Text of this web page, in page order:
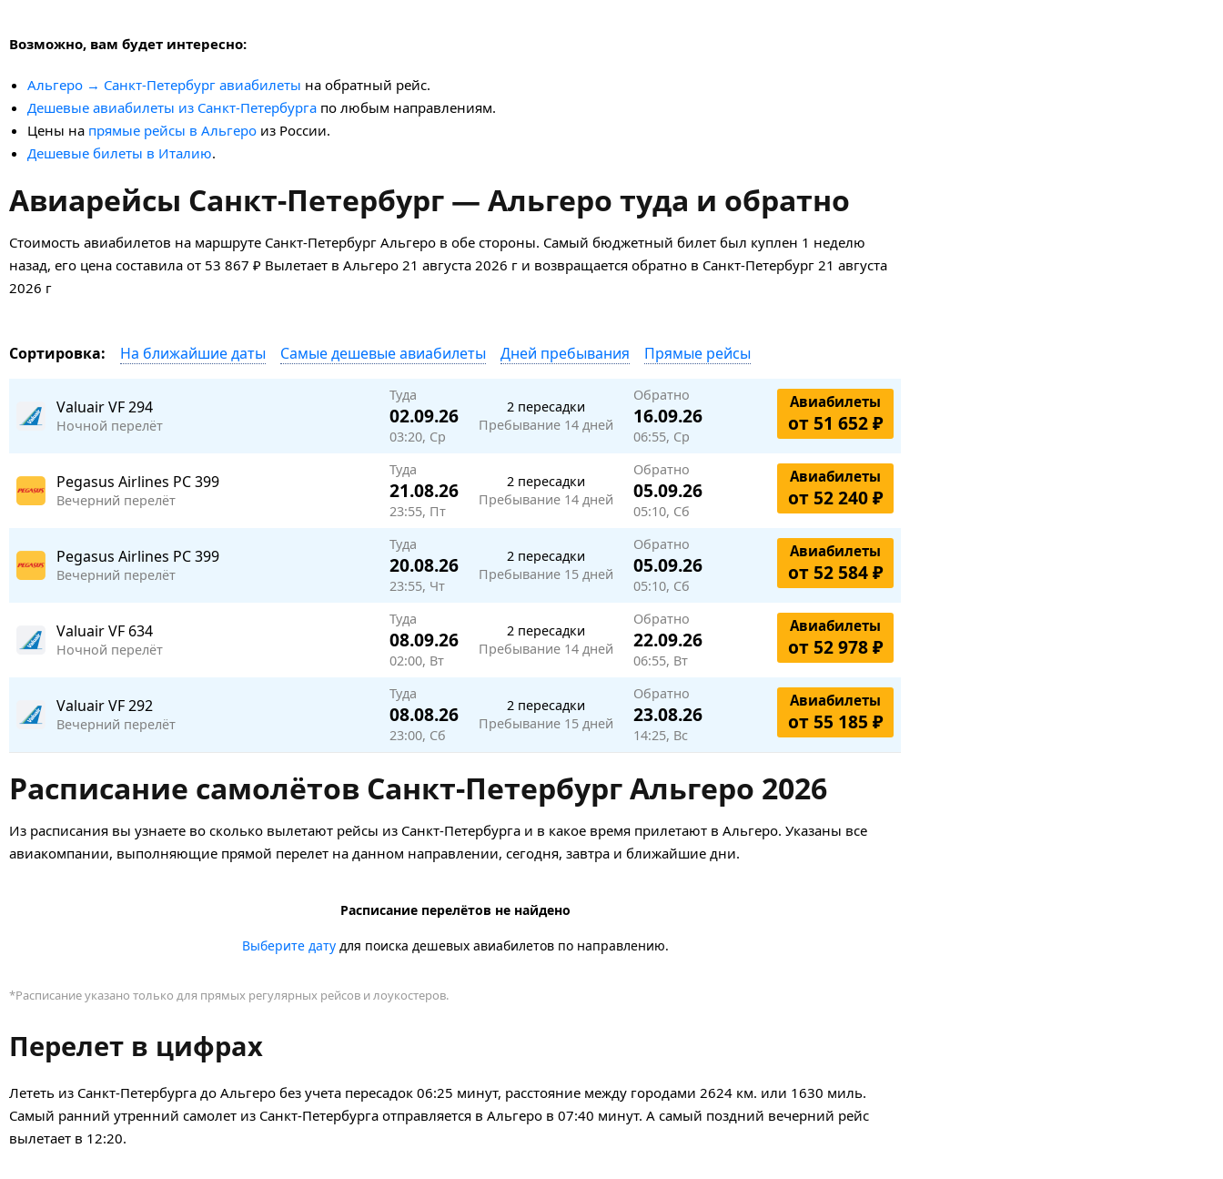
Возможно, вам будет интересно:
Альгеро → Санкт-Петербург авиабилеты на обратный рейс.
Дешевые авиабилеты из Санкт-Петербурга по любым направлениям.
Цены на прямые рейсы в Альгеро из России.
Дешевые билеты в Италию.
Авиарейсы Санкт-Петербург — Альгеро туда и обратно
Стоимость авиабилетов на маршруте Санкт-Петербург Альгеро в обе стороны. Самый бюджетный билет был куплен 1 неделю
назад, его цена составила от 53 867 ₽ Вылетает в Альгеро 21 августа 2026 г и возвращается обратно в Санкт-Петербург 21 августа
2026 г
Сортировка: На ближайшие даты Самые дешевые авиабилеты Дней пребывания Прямые рейсы
ValuairVF 294
Ночной перелёт
Туда
02.09.26
03:20, Ср
2 пересадки
Пребывание 14 дней
Обратно
16.09.26
06:55, Ср
Авиабилеты
от 51 652 ₽
Pegasus Airlines PC 399
Вечерний перелёт
Туда
21.08.26
23:55, Пт
2 пересадки
Пребывание 14 дней
Обратно
05.09.26
05:10, Сб
Авиабилеты
от 52 240 ₽
Pegasus Airlines PC 399
Вечерний перелёт
Туда
20.08.26
23:55, Чт
2 пересадки
Пребывание 15 дней
Обратно
05.09.26
05:10, Сб
Авиабилеты
от 52 584 ₽
ValuairVF 634
Ночной перелёт
Туда
08.09.26
02:00, Вт
2 пересадки
Пребывание 14 дней
Обратно
22.09.26
06:55, Вт
Авиабилеты
от 52 978 ₽
ValuairVF 292
Вечерний перелёт
Туда
08.08.26
23:00, Сб
2 пересадки
Пребывание 15 дней
Обратно
23.08.26
14:25, Вс
Авиабилеты
от 55 185 ₽
Расписание самолётов Санкт-Петербург Альгеро 2026
Из расписания вы узнаете во сколько вылетают рейсы из Санкт-Петербурга и в какое время прилетают в Альгеро. Указаны все
авиакомпании, выполняющие прямой перелет на данном направлении, сегодня, завтра и ближайшие дни.
Расписание перелётов не найдено
Выберите датудля поиска дешевых авиабилетов по направлению.
*Расписание указано только для прямых регулярных рейсов и лоукостеров.
Перелет в цифрах
Лететь из Санкт-Петербурга до Альгеро без учета пересадок 06:25 минут, расстояние между городами 2624 км. или 1630 миль.
Самый ранний утренний самолет из Санкт-Петербурга отправляется в Альгеро в 07:40 минут. А самый поздний вечерний рейс
вылетает в 12:20.